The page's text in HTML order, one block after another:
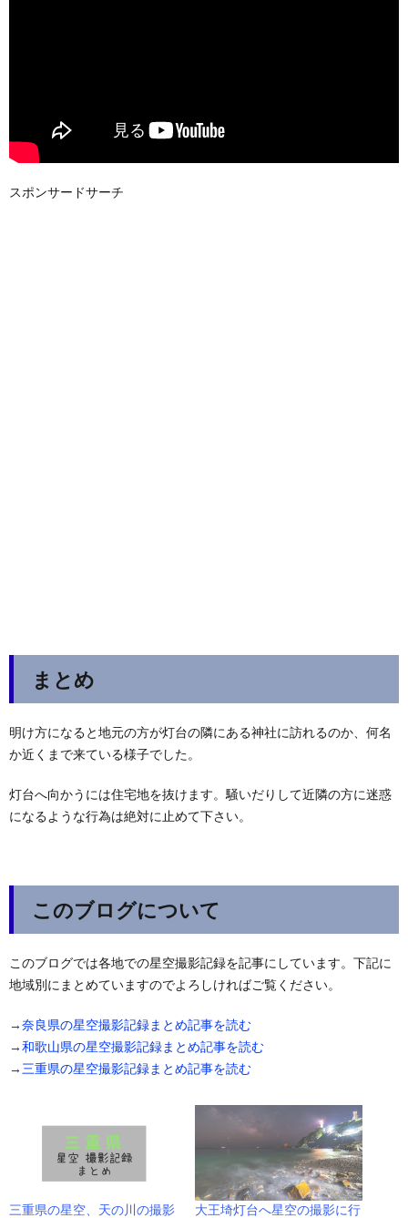
スポンサードサーチ
まとめ
明け方になると地元の方が灯台の隣にある神社に訪れるのか、何名
か近くまで来ている様子でした。
灯台へ向かうには住宅地を抜けます。騒いだりして近隣の方に迷惑
になるような行為は絶対に止めて下さい。
このブログについて
このブログでは各地での星空撮影記録を記事にしています。下記に
地域別にまとめていますのでよろしければご覧ください。
→奈良県の星空撮影記録まとめ記事を読む
→和歌山県の星空撮影記録まとめ記事を読む
→三重県の星空撮影記録まとめ記事を読む
三重県の星空、天の川の撮影
大王埼灯台へ星空の撮影に行